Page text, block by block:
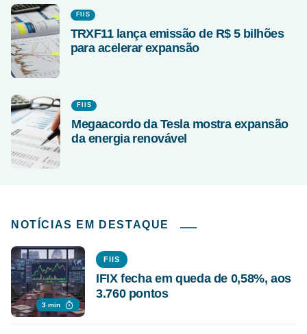
FIIS
TRXF11 lança emissão de R$ 5 bilhões
para acelerar expansão
FIIS
Megaacordo da Tesla mostra expansão
da energia renovável
NOTÍCIAS EM DESTAQUE
3 min
FIIS
IFIX fecha em queda de 0,58%, aos
3.760 pontos